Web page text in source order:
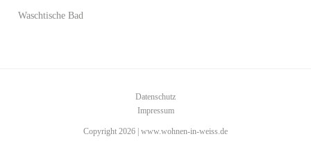
Waschtische Bad
Datenschutz
Impressum
Copyright 2026 | www.wohnen-in-weiss.de